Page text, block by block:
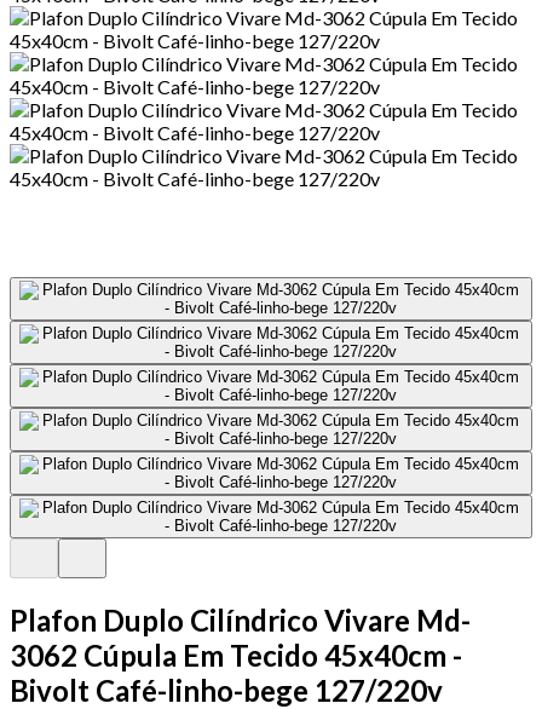
Plafon Duplo Cilíndrico Vivare Md-
3062 Cúpula Em Tecido 45x40cm -
Bivolt Café-linho-bege 127/220v